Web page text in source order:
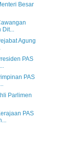
Besar
Dit...
Agung
PAS
PAS
Parlimen
PAS